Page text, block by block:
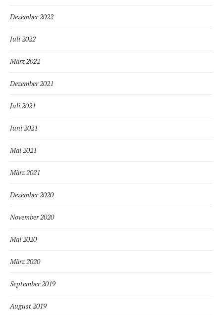
Dezember 2022
Juli 2022
März 2022
Dezember 2021
Juli 2021
Juni 2021
Mai 2021
März 2021
Dezember 2020
November 2020
Mai 2020
März 2020
September 2019
August 2019